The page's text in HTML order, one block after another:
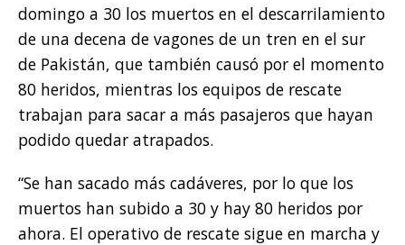
domingo a 30 los muertos en el descarrilamiento
de una decena de vagones de un tren en el sur
de Pakistán, que también causó por el momento
80 heridos, mientras los equipos de rescate
trabajan para sacar a más pasajeros que hayan
podido quedar atrapados.
“Se han sacado más cadáveres, por lo que los
muertos han subido a 30 y hay 80 heridos por
ahora. El operativo de rescate sigue en marcha y